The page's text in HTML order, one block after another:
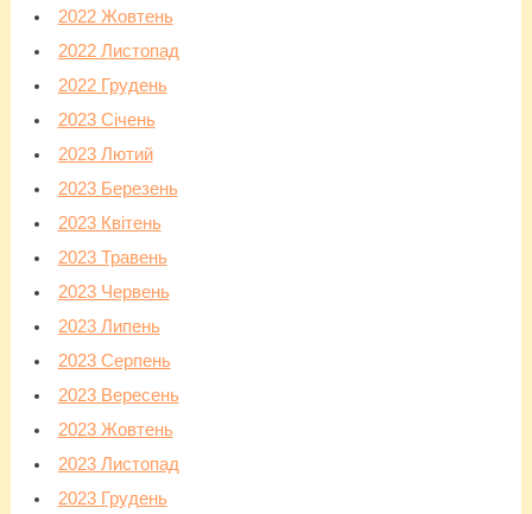
2022 Жовтень
2022 Листопад
2022 Грудень
2023 Січень
2023 Лютий
2023 Березень
2023 Квітень
2023 Травень
2023 Червень
2023 Липень
2023 Серпень
2023 Вересень
2023 Жовтень
2023 Листопад
2023 Грудень